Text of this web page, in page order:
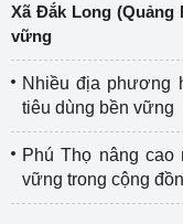
Xã Đắk Long (Quảng
vững
Nhiều địa phương
tiêu dùng bền vững
Phú Thọ nâng cao
vững trong cộng